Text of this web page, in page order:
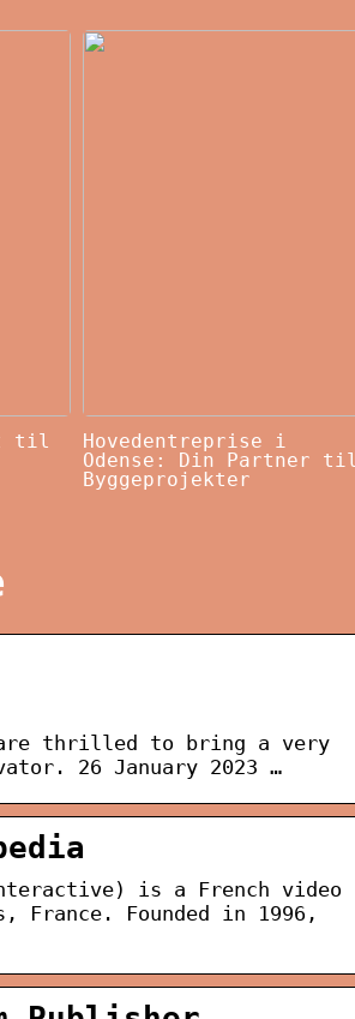
til
Hovedentreprise i
Odense: Din Partner til
Byggeprojekter
are thrilled to bring a very
26 January 2023 …
is a French video
France. Founded in 1996,